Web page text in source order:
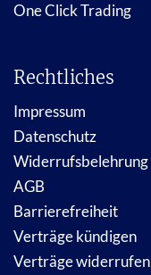
One Click Trading
Rechtliches
Impressum
Datenschutz
Widerrufsbelehrung
AGB
Barrierefreiheit
Verträge kündigen
Verträge widerrufen